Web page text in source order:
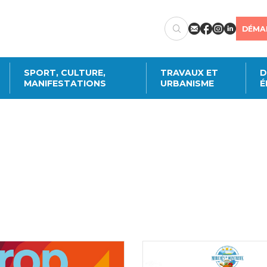
SPORT, CULTURE,
MANIFESTATIONS
TRAVAUX ET
URBANISME
Créer un compte
citoyen
en ligne, annoncer un